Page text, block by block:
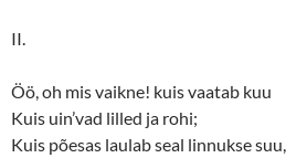
II.
Öö, oh mis vaikne! kuis vaatab kuu
Kuis uin’vad lilled ja rohi;
Kuis põesas laulab seal linnukse suu,